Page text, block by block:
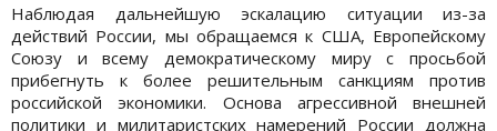
Наблюдая дальнейшую эскалацию ситуации из-за
действий России, мы обращаемся к США, Европейскому
Союзу и всему демократическому миру с просьбой
прибегнуть к более решительным санкциям против
российской экономики. Основа агрессивной внешней
политики и милитаристских намерений России должна